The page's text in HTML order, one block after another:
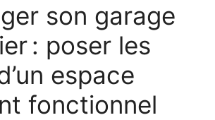
son garage
: poser les
espace
fonctionnel